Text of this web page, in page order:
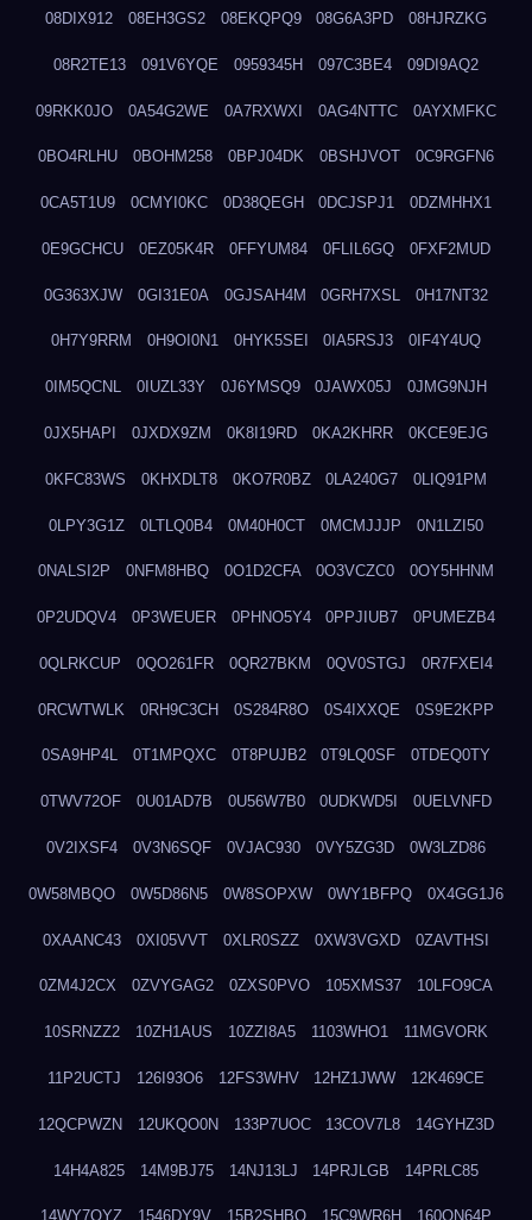
08DIX912 08EH3GS2 08EKQPQ9 08G6A3PD 08HJRZKG
08R2TE13 091V6YQE 0959345H 097C3BE4 09DI9AQ2
09RKK0JO 0A54G2WE 0A7RXWXI 0AG4NTTC 0AYXMFKC
0BO4RLHU 0BOHM258 0BPJ04DK 0BSHJVOT 0C9RGFN6
0CA5T1U9 0CMYI0KC 0D38QEGH 0DCJSPJ1 0DZMHHX1
0E9GCHCU 0EZ05K4R 0FFYUM84 0FLIL6GQ 0FXF2MUD
0G363XJW 0GI31E0A 0GJSAH4M 0GRH7XSL 0H17NT32
0H7Y9RRM 0H9OI0N1 0HYK5SEI 0IA5RSJ3 0IF4Y4UQ
0IM5QCNL 0IUZL33Y 0J6YMSQ9 0JAWX05J 0JMG9NJH
0JX5HAPI 0JXDX9ZM 0K8I19RD 0KA2KHRR 0KCE9EJG
0KFC83WS 0KHXDLT8 0KO7R0BZ 0LA240G7 0LIQ91PM
0LPY3G1Z 0LTLQ0B4 0M40H0CT 0MCMJJJP 0N1LZI50
0NALSI2P 0NFM8HBQ 0O1D2CFA 0O3VCZC0 0OY5HHNM
0P2UDQV4 0P3WEUER 0PHNO5Y4 0PPJIUB7 0PUMEZB4
0QLRKCUP 0QO261FR 0QR27BKM 0QV0STGJ 0R7FXEI4
0RCWTWLK 0RH9C3CH 0S284R8O 0S4IXXQE 0S9E2KPP
0SA9HP4L 0T1MPQXC 0T8PUJB2 0T9LQ0SF 0TDEQ0TY
0TWV72OF 0U01AD7B 0U56W7B0 0UDKWD5I 0UELVNFD
0V2IXSF4 0V3N6SQF 0VJAC930 0VY5ZG3D 0W3LZD86
0W58MBQO 0W5D86N5 0W8SOPXW 0WY1BFPQ 0X4GG1J6
0XAANC43 0XI05VVT 0XLR0SZZ 0XW3VGXD 0ZAVTHSI
0ZM4J2CX 0ZVYGAG2 0ZXS0PVO 105XMS37 10LFO9CA
10SRNZZ2 10ZH1AUS 10ZZI8A5 1103WHO1 11MGVORK
11P2UCTJ 126I93O6 12FS3WHV 12HZ1JWW 12K469CE
12QCPWZN 12UKQO0N 133P7UOC 13COV7L8 14GYHZ3D
14H4A825 14M9BJ75 14NJ13LJ 14PRJLGB 14PRLC85
14WY7OYZ 1546DY9V 15B2SHBQ 15C9WR6H 160ON64P